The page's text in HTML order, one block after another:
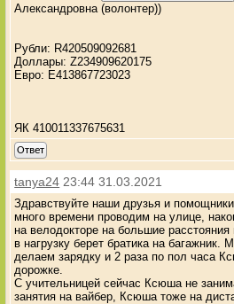
Александровна (волонтер))
Рубли: R420509092681
Доллары: Z234909620175
Евро: E413867723023
ЯК 410011337675631
Ответ
tanya24 23:44 31.03.2021
Здравствуйте наши друзья и
много времени проводим на улице,
на велодокторе на большие
в нагрузку берет братика на багажник.
делаем зарядку и 2 раза по пол часа
дорожке.
С учительницей сейчас Ксюша не
занятия на вайбер, Ксюша тоже на